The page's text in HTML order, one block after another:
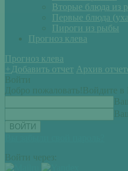
Вторые блюда из
Первые блюда
Пироги из рыбы
Прогноз клева
Прогноз клева
+ Добавить отчет Архив
Войти
Добро пожаловать! Войдите в
Войти через: